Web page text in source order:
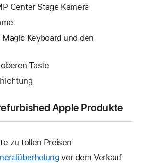
Center Stage Kamera
Keyboard und den
Taste
Apple Produkte
zu tollen Preisen
vor dem Verkauf